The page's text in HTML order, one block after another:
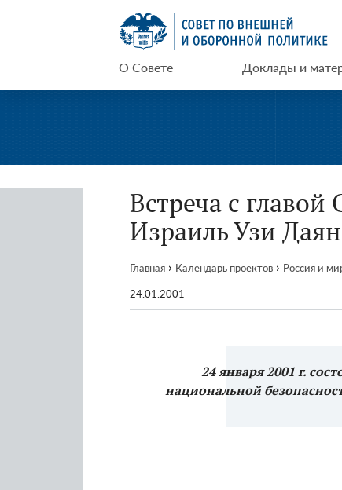
СВОП
О Совете Доклады и
Встреча с главой
Израиль Узи
Главная › Календарь проектов › Россия и
24.01.2001
24 января 2001 г.
национальной